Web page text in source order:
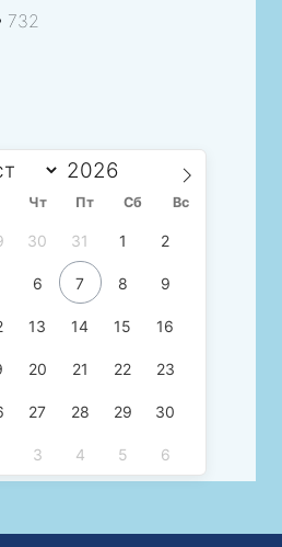
732
Чт Пт Сб Вс
30 31 1 2
6 7 8 9
13 14 15 16
20 21 22 23
27 28 29 30
3 4 5 6